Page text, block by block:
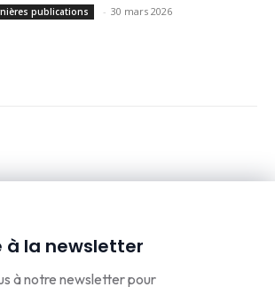
publications - 30 mars 2026
à la newsletter
à notre newsletter pour